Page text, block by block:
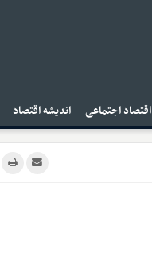
اقتصاد اجتماعی اندیشه اقتصاد